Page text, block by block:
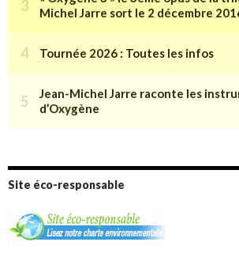
Site éco-responsable